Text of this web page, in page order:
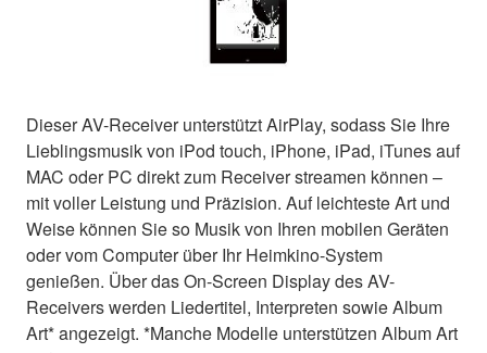
Dieser AV-Receiver unterstützt AirPlay, sodass Sie Ihre
Lieblingsmusik von iPod touch, iPhone, iPad, iTunes auf
MAC oder PC direkt zum Receiver streamen können –
mit voller Leistung und Präzision. Auf leichteste Art und
Weise können Sie so Musik von Ihren mobilen Geräten
oder vom Computer über Ihr Heimkino-System
genießen. Über das On-Screen Display des AV-
Receivers werden Liedertitel, Interpreten sowie Album
Art* angezeigt. *Manche Modelle unterstützen Album Art